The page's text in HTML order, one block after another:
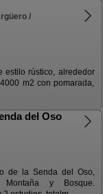
/
estilo rústico, alrededor
m2 con pomarada,
del Oso
de la Senda del Oso,
y Bosque.